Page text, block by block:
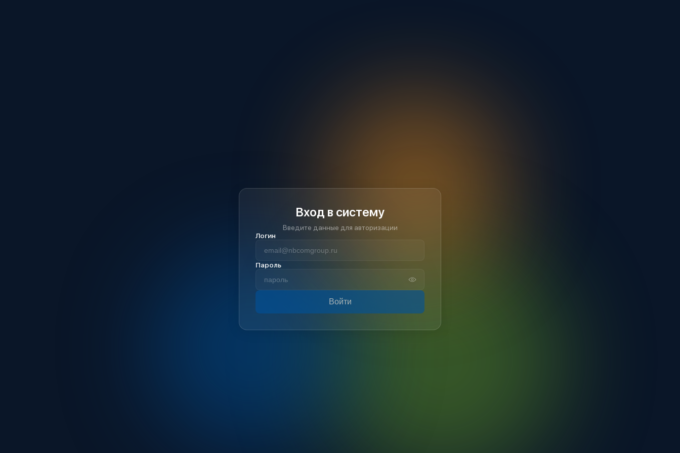
Вход в систему
Введите данные для авторизации
Логин
Пароль
Войти